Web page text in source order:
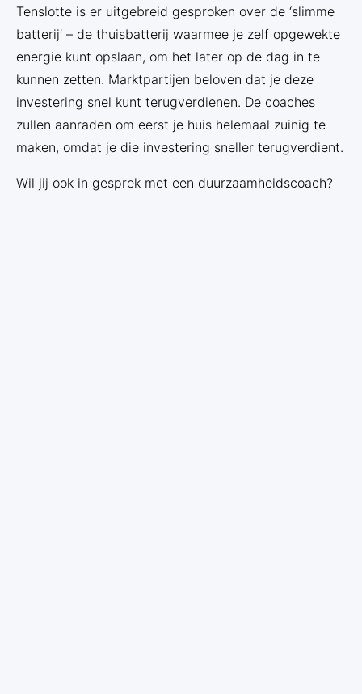
Tenslotte is er uitgebreid gesproken over de ‘slimme
batterij’ – de thuisbatterij waarmee je zelf opgewekte
energie kunt opslaan, om het later op de dag in te
kunnen zetten. Marktpartijen beloven dat je deze
investering snel kunt terugverdienen. De coaches
zullen aanraden om eerst je huis helemaal zuinig te
maken, omdat je die investering sneller terugverdient.
Wil jij ook in gesprek met een duurzaamheidscoach?